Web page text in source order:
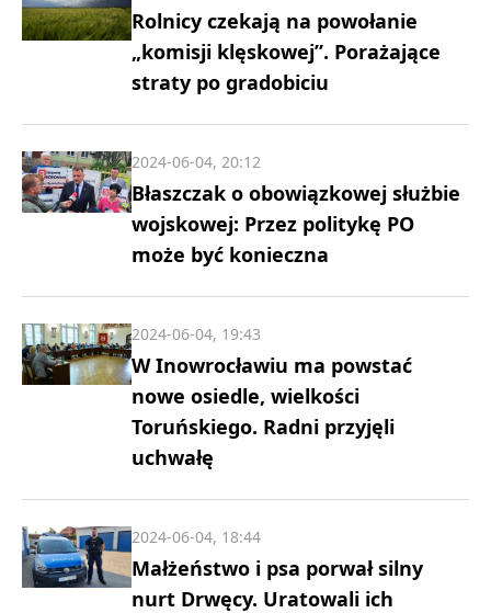
Rolnicy czekają na powołanie
„komisji klęskowej”. Porażające
straty po gradobiciu
Błaszczak o obowiązkowej służbie
wojskowej: Przez politykę PO
może być konieczna
2024-06-04, 20:12
W Inowrocławiu ma powstać
nowe osiedle, wielkości
Toruńskiego. Radni przyjęli
uchwałę
2024-06-04, 19:43
Małżeństwo i psa porwał silny
nurt Drwęcy. Uratowali ich
2024-06-04, 18:44